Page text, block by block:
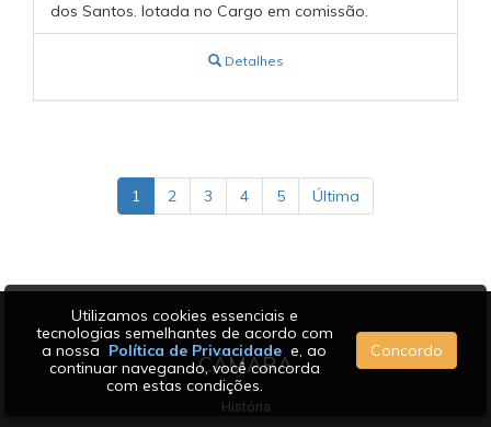
dos Santos. lotada no Cargo em comissão.
Detalhes
1 2 3 4 5 Última
CÂMARA
História
Utilizamos cookies essenciais e
tecnologias semelhantes de acordo com
a nossa Política de Privacidade e, ao
continuar navegando, você concorda
com estas condições.
Concordo